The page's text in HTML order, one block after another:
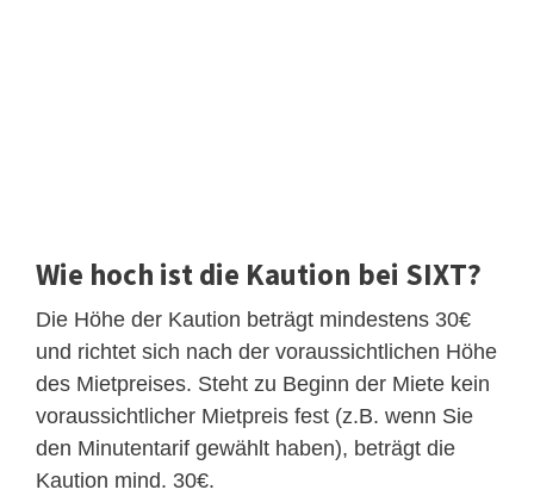
Wie hoch ist die Kaution bei SIXT?
Die Höhe der Kaution beträgt mindestens 30€
und richtet sich nach der voraussichtlichen Höhe
des Mietpreises. Steht zu Beginn der Miete kein
voraussichtlicher Mietpreis fest (z.B. wenn Sie
den Minutentarif gewählt haben), beträgt die
Kaution mind. 30€.